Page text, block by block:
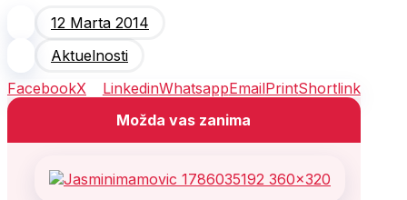
12 Marta 2014
Aktuelnosti
FacebookX LinkedinWhatsappEmailPrintShortlink
Možda vas zanima